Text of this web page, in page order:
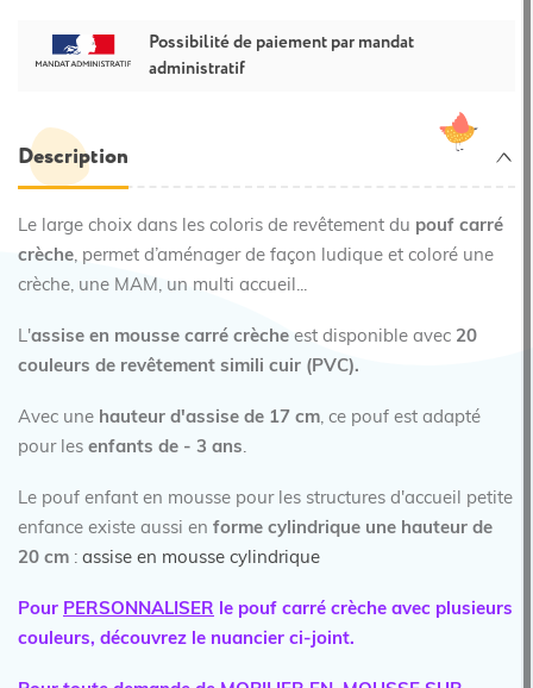
Possibilité de paiement par mandat
administratif
Description
Le large choix dans les coloris de revêtement du pouf carré
crèche, permet d’aménager de façon ludique et coloré une
crèche, une MAM, un multi accueil...
L'assise en mousse carré crèche est disponible avec 20
couleurs de revêtement simili cuir (PVC).
Avec une hauteur d'assise de 17 cm, ce pouf est adapté
pour les enfants de - 3 ans.
Le pouf enfant en mousse pour les structures d'accueil petite
enfance existe aussi en forme cylindrique une hauteur de
20 cm : assise en mousse cylindrique
Pour PERSONNALISER le pouf carré crèche avec plusieurs
couleurs, découvrez le nuancier ci-joint.